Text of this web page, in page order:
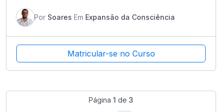
Por Soares Em Expansão da Consciência
Matricular-se no Curso
Página 1 de 3